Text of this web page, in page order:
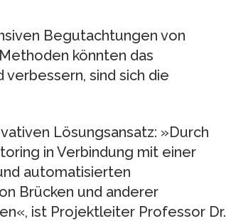
Begutachtungen von
könnten das
sind sich die
Lösungsansatz: »Durch
in Verbindung mit einer
automatisierten
Brücken und anderer
ist Projektleiter Professor Dr.